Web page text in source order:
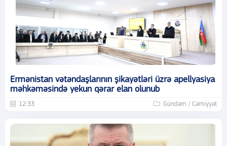
Ermənistan vətəndaşlarının şikayətləri üzrə apellyasiya
məhkəməsində yekun qərar elan olunub
12:33 Gündəm / Cəmiyyət